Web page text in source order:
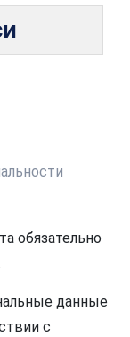
обязательно
данные
с